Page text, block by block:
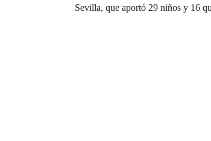
Sevilla, que aportó 29 niños y 16